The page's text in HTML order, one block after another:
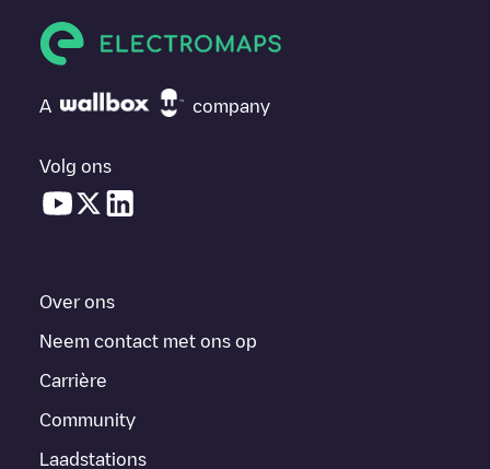
A company
Volg ons
Over ons
Neem contact met ons op
Carrière
Community
Laadstations